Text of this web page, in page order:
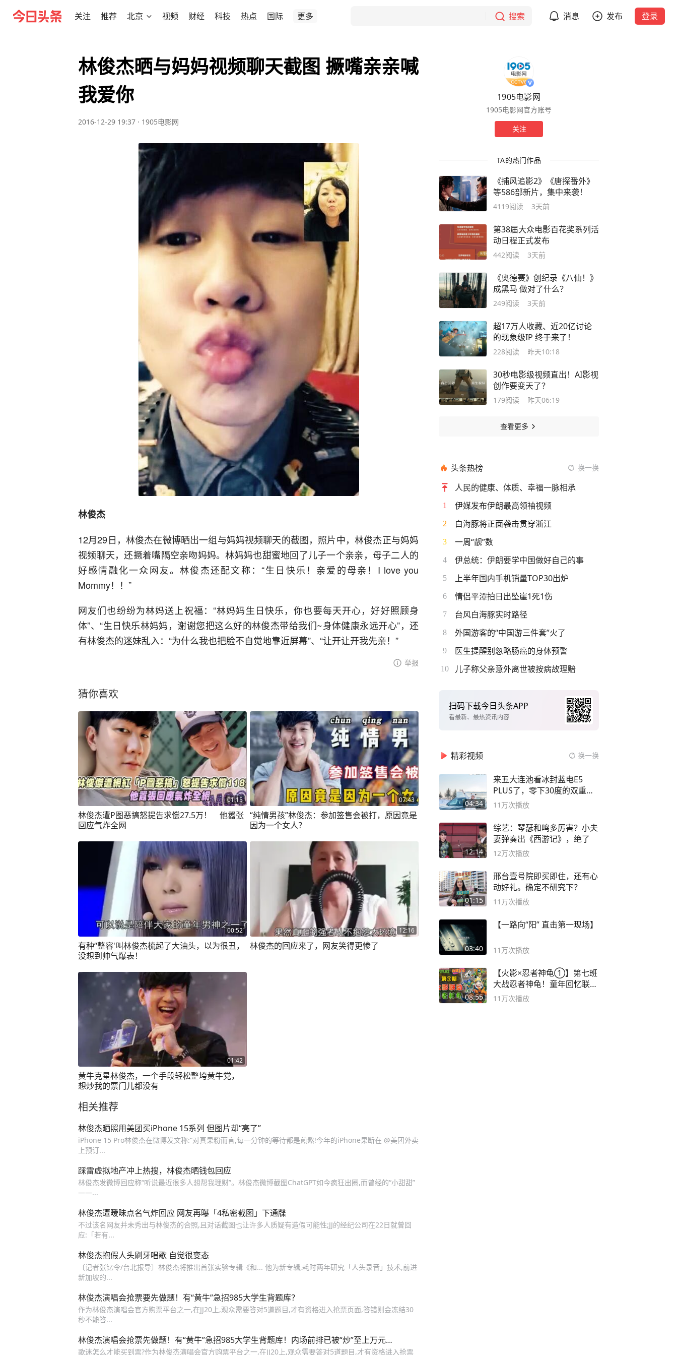
关注 推荐 北京 视频 财经 科技 热点 国际 更多 搜索 消息 发布 登录
林俊杰晒与妈妈视频聊天截图 撅嘴亲亲喊
我爱你
2016-12-29 19:37 · 1905电影网
林俊杰
12月29日，林俊杰在微博晒出一组与妈妈视频聊天的截图，照片中，林俊杰正与妈妈
视频聊天，还撅着嘴隔空亲吻妈妈。林妈妈也甜蜜地回了儿子一个亲亲，母子二人的
好感情融化一众网友。林俊杰还配文称：“生日快乐！亲爱的母亲！I love you
Mommy！！”
网友们也纷纷为林妈送上祝福：“林妈妈生日快乐，你也要每天开心，好好照顾身
体”、“生日快乐林妈妈，谢谢您把这么好的林俊杰带给我们~身体健康永远开心”，还
有林俊杰的迷妹乱入：“为什么我也把脸不自觉地靠近屏幕”、“让开让开我先亲！”
举报
猜你喜欢
01:15
林俊杰遭P图恶搞怒提告求偿27.5万！ 他嚣张
回应气炸全网
07:43
“纯情男孩”林俊杰：参加签售会被打，原因竟是
因为一个女人？
00:52
有种“整容'叫林俊杰梳起了大油头，以为很丑，
没想到帅气爆表！
12:16
林俊杰的回应来了，网友笑得更惨了
01:42
黄牛克星林俊杰，一个手段轻松整垮黄牛党，
想炒我的票门儿都没有
相关推荐
林俊杰晒照用美团买iPhone 15系列 但图片却“亮了”
iPhone 15 Pro林俊杰在微博发文称:“对真果粉而言,每一分钟的等待都是煎熬!今年的iPhone果断在 @美团外卖
上预订...
踩雷虚拟地产冲上热搜，林俊杰晒钱包回应
林俊杰发微博回应称“听说最近很多人想帮我理财”。林俊杰微博截图ChatGPT如今疯狂出圈,而曾经的“小甜甜”
——...
林俊杰遭暧昧点名气炸回应 网友再曝「4私密截图」下通牒
不过该名网友并未秀出与林俊杰的合照,且对话截图也让许多人质疑有造假可能性;JJ的经纪公司在22日就曾回
应:「若有...
林俊杰抱假人头刷牙唱歌 自觉很变态
〔记者张钇令/台北报导〕林俊杰将推出首张实验专辑《和... 他为新专辑,耗时两年研究「人头录音」技术,前进
新加坡的...
林俊杰演唱会抢票要先做题！有“黄牛”急招985大学生背题库？
作为林俊杰演唱会官方购票平台之一,在JJ20上,观众需要答对5道题目,才有资格进入抢票页面,答错则会冻结30
秒不能答...
林俊杰演唱会抢票先做题！有“黄牛”急招985大学生背题库！内场前排已被“炒”至上万元…
歌迷怎么才能买到票?作为林俊杰演唱会官方购票平台之一,在JJ20上,观众需要答对5道题目,才有资格进入抢票
1905电影网
1905电影网官方账号
关注
TA的热门作品
《捕风追影2》《唐探番外》
等586部新片，集中来袭！
4119阅读 3天前
第38届大众电影百花奖系列活
动日程正式发布
442阅读 3天前
《奥德赛》创纪录《八仙！》
成黑马 做对了什么？
249阅读 3天前
超17万人收藏、近20亿讨论
的现象级IP 终于来了！
228阅读 昨天10:18
30秒电影级视频直出！AI影视
创作要变天了？
179阅读 昨天06:19
查看更多
头条热榜 换一换
人民的健康、体质、幸福一脉相承
1 伊媒发布伊朗最高领袖视频
2 白海豚将正面袭击贯穿浙江
3 一周“靓”数
4 伊总统：伊朗要学中国做好自己的事
5 上半年国内手机销量TOP30出炉
6 情侣平潭拍日出坠崖1死1伤
7 台风白海豚实时路径
8 外国游客的“中国游三件套”火了
9 医生提醒别忽略肠癌的身体预警
10 儿子称父亲意外离世被按病故理赔
扫码下载今日头条APP
看最新、最热资讯内容
精彩视频 换一换
04:34
来五大连池看冰封蓝电E5
PLUS了，零下30度的双重冰
封40小时全录
11万次播放
12:14
综艺：琴瑟和鸣多厉害？小夫
妻弹奏出《西游记》，绝了
12万次播放
01:15
邢台壹号院即买即住，还有心
动好礼。确定不研究下？
11万次播放
03:40
【一路向“阳” 直击第一现场】
11万次播放
08:55
【火影×忍者神龟①】第七班
大战忍者神龟！童年回忆联动
论武？
11万次播放